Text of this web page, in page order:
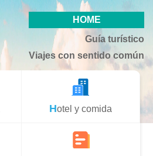
HOME
Guía turístico
Viajes con sentido común
Hotel y comida